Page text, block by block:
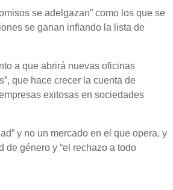
se adelgazan” como los que se
se ganan inflando la lista de
a que abrirá nuevas oficinas
que hace crecer la cuenta de
exitosas en sociedades
y no un mercado en el que opera, y
de género y “el rechazo a todo